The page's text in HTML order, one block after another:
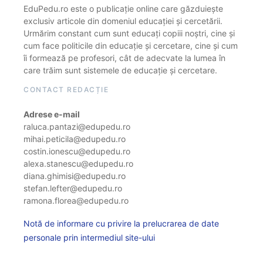
EduPedu.ro este o publicație online care găzduiește
exclusiv articole din domeniul educației și cercetării.
Urmărim constant cum sunt educați copiii noștri, cine și
cum face politicile din educație și cercetare, cine și cum
îi formează pe profesori, cât de adecvate la lumea în
care trăim sunt sistemele de educație și cercetare.
CONTACT REDACȚIE
Adrese e-mail
raluca.pantazi@edupedu.ro
mihai.peticila@edupedu.ro
costin.ionescu@edupedu.ro
alexa.stanescu@edupedu.ro
diana.ghimisi@edupedu.ro
stefan.lefter@edupedu.ro
ramona.florea@edupedu.ro
Notă de informare cu privire la prelucrarea de date
personale prin intermediul site-ului